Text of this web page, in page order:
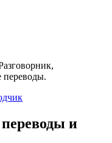
переводы.
и